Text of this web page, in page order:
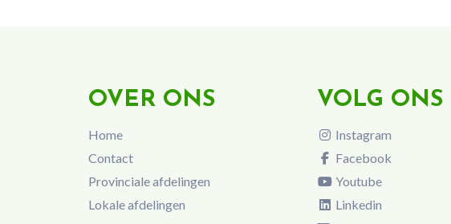
OVER ONS
Home
Contact
Provinciale afdelingen
Lokale afdelingen
VOLG ONS
Instagram
Facebook
Youtube
Linkedin